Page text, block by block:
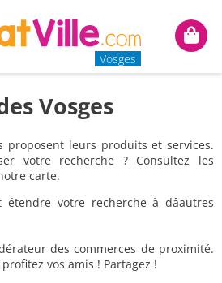
Vosges
Mon
Vosges
proposent leurs produits et services.
votre recherche ? Consultez les
carte.
votre recherche à dâautres
des commerces de proximité.
profitez vos amis ! Partagez !